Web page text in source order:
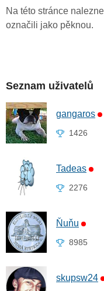
Na této stránce
označili jako pěknou.
Seznam uživatelů
gangaros
1426
Tadeas
2276
Ňuňu
8985
skupsw24